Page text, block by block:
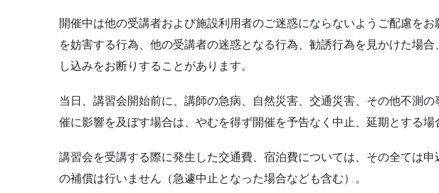
開催中は他の受講者および施設利用者のご迷惑にならないようご配慮を
を妨害する行為、他の受講者の迷惑となる行為、勧誘行為を見かけた場
し込みをお断りすることがあります。
当日、講習会開始前に、講師の急病、自然災害、交通災害、その他不測の
催に影響を及ぼす場合は、やむを得ず開催を予告なく中止、延期とする場
講習会を受講する際に発生した交通費、宿泊費については、その全ては
の補償は行いません（急遽中止となった場合なども含む）。